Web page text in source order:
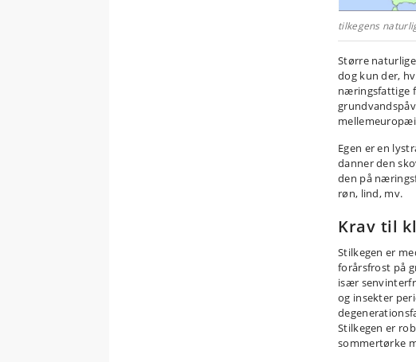
tilkegens
Større
dog kun der,
næringsfattige
Egen er en
danner den
den på
røn, lind, mv.
Krav til
Stilkegen er
forårsfrost på
især
og insekter
Stilkegen er
sommertørke